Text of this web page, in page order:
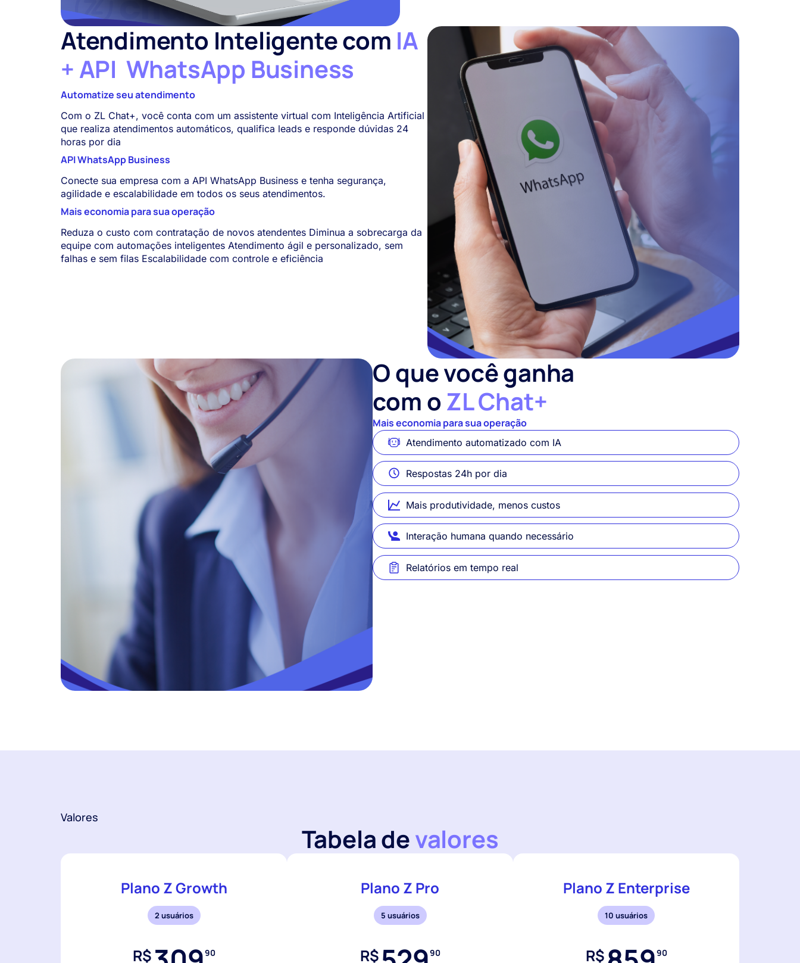
Atendimento Inteligente com IA
+ API WhatsApp Business
Automatize seu atendimento
Com o ZL Chat+, você conta com um assistente virtual com Inteligência Artificial
que realiza atendimentos automáticos, qualifica leads e responde dúvidas 24
horas por dia
API WhatsApp Business
Conecte sua empresa com a API WhatsApp Business e tenha segurança,
agilidade e escalabilidade em todos os seus atendimentos.
Mais economia para sua operação
Reduza o custo com contratação de novos atendentes Diminua a sobrecarga da
equipe com automações inteligentes Atendimento ágil e personalizado, sem
falhas e sem filas Escalabilidade com controle e eficiência
O que você ganha
com oZL Chat+
Mais economia para sua operação
Atendimento automatizado com IA
Respostas 24h por dia
Mais produtividade, menos custos
Interação humana quando necessário
Relatórios em tempo real
Valores
Tabela devalores
Plano Z Growth
2 usuários
R$ 90
Plano Z Pro
5 usuários
R$ 90
Plano Z Enterprise
10 usuários
R$ 90